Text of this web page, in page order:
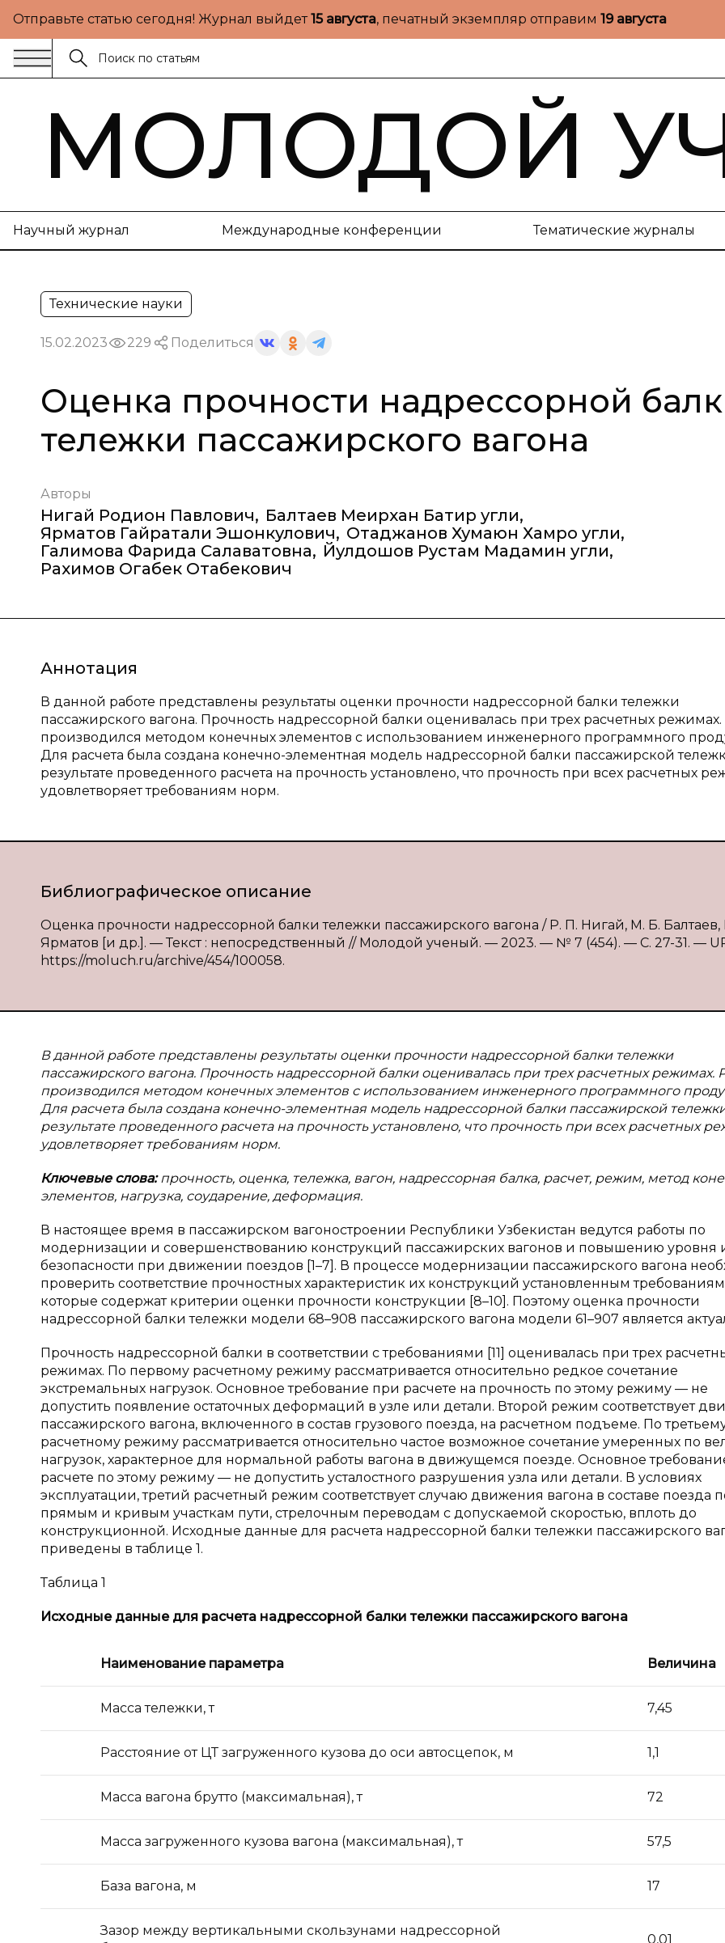
Отправьте статью сегодня! Журнал выйдет15 августа, печатный экземпляр отправим 19 августа
МОЛОДОЙ
Научный журнал Международные конференции Тематические журналы
Технические науки
15.02.2023 229 Поделиться
Оценка прочности надрессорной
тележки пассажирского вагона
Авторы
Нигай Родион Павлович, Балтаев Меирхан Батир угли,
Ярматов Гайратали Эшонкулович, Отаджанов Хумаюн Хамро угли,
Галимова Фарида Салаватовна, Йулдошов Рустам Мадамин угли,
Рахимов Огабек Отабекович
Аннотация
В данной работе представлены результаты оценки прочности надрессорной балки тележки
пассажирского вагона. Прочность надрессорной балки оценивалась при трех расчетных режимах.
производился методом конечных элементов с использованием инженерного программного
Для расчета была создана конечно-элементная модель надрессорной балки пассажирской
результате проведенного расчета на прочность установлено, что прочность при всех расчетных
удовлетворяет требованиям норм.
Библиографическое описание
Оценка прочности надрессорной балки тележки пассажирского вагона / Р. П. Нигай, М. Б. Балтаев,
Ярматов [и др.]. — Текст : непосредственный // Молодой ученый. — 2023. — № 7 (454). — С. 27-31. —
https://moluch.ru/archive/454/100058.
В данной работе представлены результаты оценки прочности надрессорной балки тележки
пассажирского вагона. Прочность надрессорной балки оценивалась при трех расчетных режимах.
производился методом конечных элементов с использованием инженерного программного
Для расчета была создана конечно-элементная модель надрессорной балки пассажирской
результате проведенного расчета на прочность установлено, что прочность при всех расчетных
удовлетворяет требованиям норм.
Ключевые слова:прочность, оценка, тележка, вагон, надрессорная балка, расчет, режим, метод
элементов, нагрузка, соударение, деформация.
В настоящее время в пассажирском вагоностроении Республики Узбекистан ведутся работы по
модернизации и совершенствованию конструкций пассажирских вагонов и повышению уровня
безопасности при движении поездов [1–7]. В процессе модернизации пассажирского вагона
проверить соответствие прочностных характеристик их конструкций установленным
которые содержат критерии оценки прочности конструкции [8–10]. Поэтому оценка прочности
надрессорной балки тележки модели 68–908 пассажирского вагона модели 61–907 является
Прочность надрессорной балки в соответствии с требованиями [11] оценивалась при трех
режимах. По первому расчетному режиму рассматривается относительно редкое сочетание
экстремальных нагрузок. Основное требование при расчете на прочность по этому режиму — не
допустить появление остаточных деформаций в узле или детали. Второй режим соответствует
пассажирского вагона, включенного в состав грузового поезда, на расчетном подъеме. По
расчетному режиму рассматривается относительно частое возможное сочетание умеренных по
нагрузок, характерное для нормальной работы вагона в движущемся поезде. Основное
расчете по этому режиму — не допустить усталостного разрушения узла или детали. В условиях
эксплуатации, третий расчетный режим соответствует случаю движения вагона в составе поезда
прямым и кривым участкам пути, стрелочным переводам с допускаемой скоростью, вплоть до
конструкционной. Исходные данные для расчета надрессорной балки тележки пассажирского
приведены в таблице 1.
Таблица 1
Исходные данные для расчета надрессорной балки тележки пассажирского вагона
Наименование параметра Величина
Масса тележки, т 7,45
Расстояние от ЦТ загруженного кузова до оси автосцепок, м 1,1
Масса вагона брутто (максимальная), т 72
Масса загруженного кузова вагона (максимальная), т 57,5
База вагона, м 17
Зазор между вертикальными скользунами надрессорной
0,01